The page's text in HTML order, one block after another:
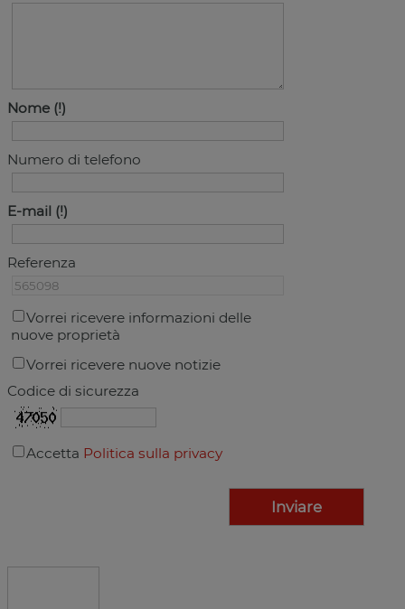
Nome
Numero di telefono
E-mail
Referenza
Vorrei ricevere informazioni delle
nuove proprietà
Vorrei ricevere nuove notizie
Codice di sicurezza
Accetta Politica sulla privacy